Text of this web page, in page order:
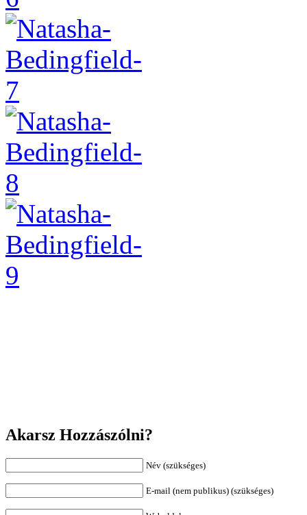
Akarsz Hozzászólni?
Név (szükséges)
E-mail (nem publikus) (szükséges)